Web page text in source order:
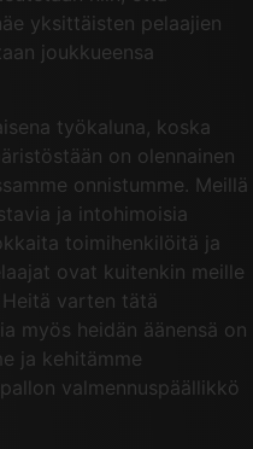
yksittäisten pelaajien
joukkueensa
työkaluna, koska
on olennainen
onnistumme. Meillä
ja intohimoisia
toimihenkilöitä ja
ovat kuitenkin meille
varten tätä
myös heidän äänensä on
ja kehitämme
valmennuspäällikkö